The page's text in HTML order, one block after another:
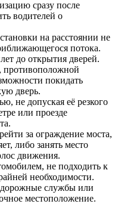
сразу после
водителей о
на расстоянии не
потока.
до открытия дверей.
противоположной
покидать
дверь.
не допуская её резкого
или проезде
за ограждение моста,
либо занять место
движения.
не подходить к
необходимости.
службы или
местоположение.